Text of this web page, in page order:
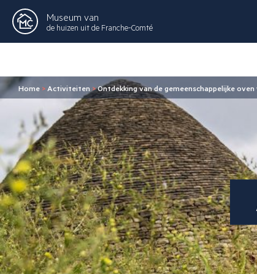
Museum van
de huizen uit de Franche-Comté
Home > Activiteiten >Ontdekking van de gemeenschappelijke